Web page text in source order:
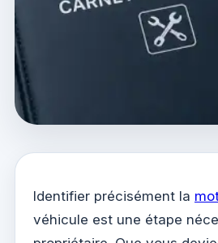
Identifier précisément la
véhicule est une étape